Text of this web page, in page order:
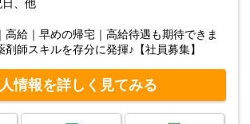
日、他
高給｜早めの帰宅｜高給待遇も期待できま
師スキルを存分に発揮♪【社員募集】
情報を詳しく見てみる